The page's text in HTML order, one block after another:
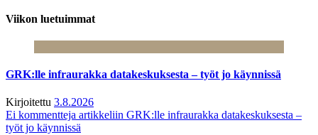
Viikon luetuimmat
GRK:lle infraurakka datakeskuksesta – työt jo käynnissä
Kirjoitettu 3.8.2026
Ei kommentteja artikkeliin GRK:lle infraurakka datakeskuksesta –
työt jo käynnissä